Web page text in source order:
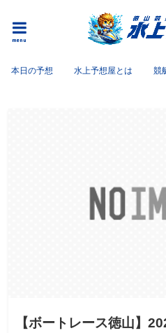
menu
本日の予想 水上予想屋とは 競
【ボートレース徳山】